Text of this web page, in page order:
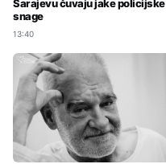
Sarajevu čuvaju jake policijske
snage
13:40